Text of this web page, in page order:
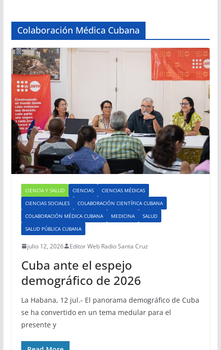
Colaboración Médica Cubana
CIENCIA Y SALUD CIENCIAS
CIENCIAS MÉDICAS
CIENCIAS SOCIALES
COLABORACIÓN CIENTÍFICA CUBANA
COLABORACIÓN MÉDICA CUBANA
MEDICINA
SALUD
SALUD PÚBLICA CUBANA
julio 12, 2026 Editor Web Radio Santa Cruz
Cuba ante el espejo
demográfico de 2026
La Habana, 12 jul.- El panorama demográfico de Cuba
se ha convertido en un tema medular para el
presente y